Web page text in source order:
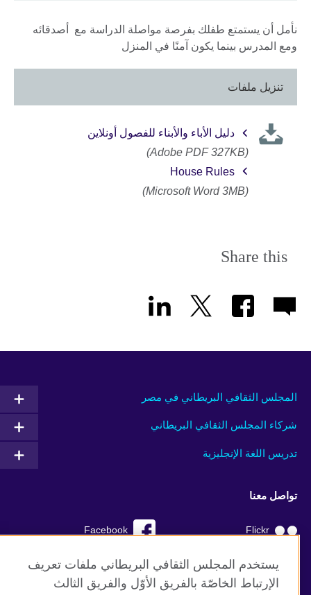
نأمل أن يستمتع طفلك بفرصة مواصلة الدراسة مع أصدقائه
ومع المدرس بينما يكون آمنًا في المنزل
تنزيل ملفات
دليل الأباء والأبناء للفصول أونلاين
(Adobe PDF 327KB)
House Rules
(Microsoft Word 3MB)
Share this
المجلس الثقافي البريطاني في مصر
شركاء المجلس الثقافي البريطاني
تدريس اللغة الإنجليزية
تواصل معنا
Facebook Flickr
YouTube RSS
TikTok
يستخدم المجلس الثقافي البريطاني ملفات تعريف
الإرتباط الخاصّة بالفريق الأوّل والفريق الثالث